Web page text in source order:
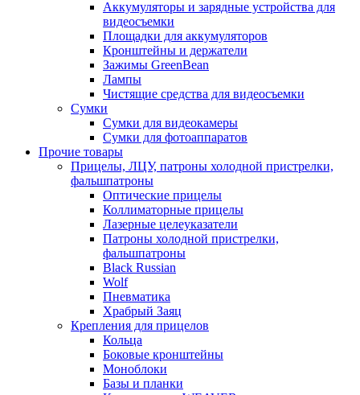
Аккумуляторы и зарядные устройства для
видеосъемки
Площадки для аккумуляторов
Кронштейны и держатели
Зажимы GreenBean
Лампы
Чистящие средства для видеосъемки
Сумки
Сумки для видеокамеры
Сумки для фотоаппаратов
Прочие товары
Прицелы, ЛЦУ, патроны холодной пристрелки,
фальшпатроны
Оптические прицелы
Коллиматорные прицелы
Лазерные целеуказатели
Патроны холодной пристрелки,
фальшпатроны
Black Russian
Wolf
Пневматика
Храбрый Заяц
Крепления для прицелов
Кольца
Боковые кронштейны
Моноблоки
Базы и планки